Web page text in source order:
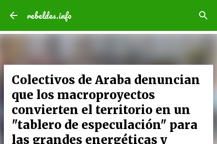
Ir al contenido principal
rebeldes.info
Colectivos de Araba denuncian
que los macroproyectos
convierten el territorio en un
"tablero de especulación" para
las grandes energéticas y